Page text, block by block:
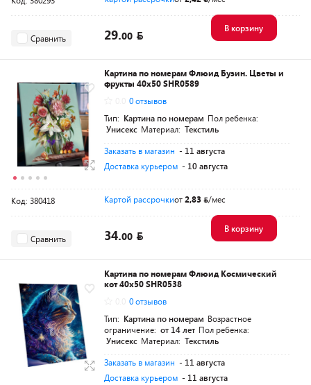
Сравнить 29.00
В корзину
Картина по номерам Флюид Бузин. Цветы и
фрукты 40x50 SHR0589
0 отзывов
Тип: Картина по номерам Пол ребенка:
Унисекс Материал: Текстиль
Заказать в магазин - 11 августа
Доставка курьером - 10 августа
Код: 380418 Картой рассрочкиот2,83 /мес
Сравнить 34.00
В корзину
Картина по номерам Флюид Космический
кот 40x50 SHR0538
0 отзывов
Тип: Картина по номерам Возрастное
ограничение: от 14 лет Пол ребенка:
Унисекс Материал: Текстиль
Заказать в магазин - 11 августа
Доставка курьером - 11 августа